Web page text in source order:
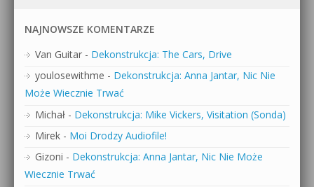
NAJNOWSZE KOMENTARZE
Van Guitar - Dekonstrukcja: The Cars, Drive
youlosewithme - Dekonstrukcja: Anna Jantar, Nic Nie
Może Wiecznie Trwać
Michał - Dekonstrukcja: Mike Vickers, Visitation (Sonda)
Mirek - Moi Drodzy Audiofile!
Gizoni - Dekonstrukcja: Anna Jantar, Nic Nie Może
Wiecznie Trwać